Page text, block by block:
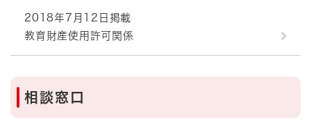
2018年7月12日掲載
教育財産使用許可関係
相談窓口